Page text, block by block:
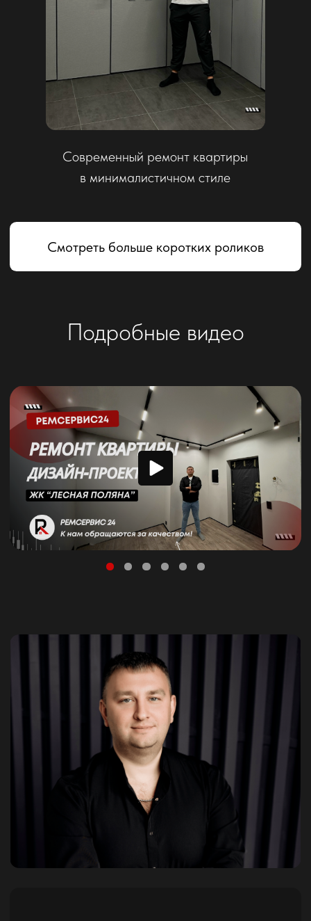
Дизайн-проект
Мы подходим к каждому проекту индивидуально,
учитывая потребности и пожелания клиентов,
а также особенности каждого помещения.
Разработаем дизайн-проект квартиры в Москве
Подробнее
Пакет “Минимальный”
от 1800 ₽ / м²
сантехники и другими необходимыми
Подробнее
Виды дизайн-проекта